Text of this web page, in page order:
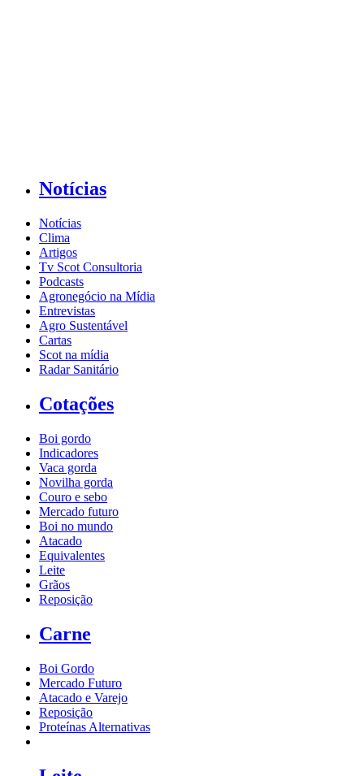
Notícias
Notícias
Clima
Artigos
Tv Scot Consultoria
Podcasts
Agronegócio na Mídia
Entrevistas
Agro Sustentável
Cartas
Scot na mídia
Radar Sanitário
Cotações
Boi gordo
Indicadores
Vaca gorda
Novilha gorda
Couro e sebo
Mercado futuro
Boi no mundo
Atacado
Equivalentes
Leite
Grãos
Reposição
Carne
Boi Gordo
Mercado Futuro
Atacado e Varejo
Reposição
Proteínas Alternativas